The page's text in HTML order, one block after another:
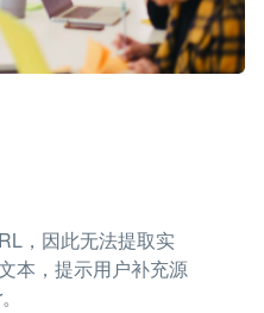
，因此无法提取实
本，提示用户补充源